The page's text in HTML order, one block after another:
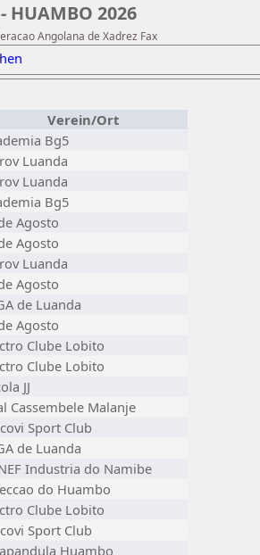
HUAMBO 2026
Angolana de Xadrez Fax
Verein/Ort
Bg5
Luanda
Luanda
Bg5
Agosto
Agosto
Luanda
Agosto
de Luanda
Agosto
Clube Lobito
Clube Lobito
JJ
Cassembele Malanje
Sport Club
de Luanda
Industria do Namibe
do Huambo
Clube Lobito
Sport Club
Huambo